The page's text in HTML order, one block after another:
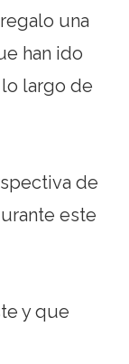
una
han ido
lo largo de
de
este
y que